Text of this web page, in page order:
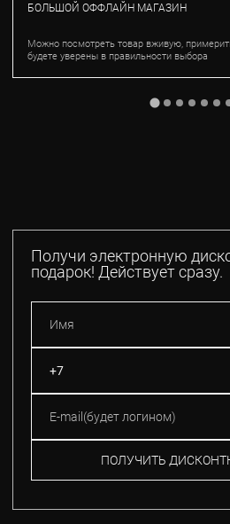
БОЛЬШОЙ ОФФЛАЙН МАГАЗИН
Можно посмотреть товар вживую,
будете уверены в правильности выбора
Получи электронную
подарок! Действует сразу.
ПОЛУЧИТЬ